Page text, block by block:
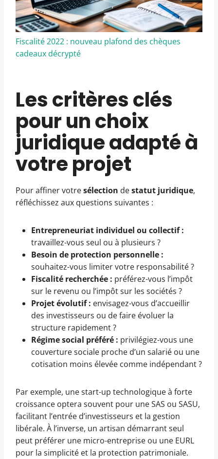
Fiscalité 2022 : nouveau plafond des chèques
cadeaux décrypté
Les critères clés
pour un choix
juridique adapté à
votre projet
Pour affiner votresélection destatut juridique,
réfléchissez aux questions suivantes :
Entrepreneuriat individuel ou collectif :
travaillez-vous seul ou à plusieurs ?
Besoin de protection personnelle :
souhaitez-vous limiter votre responsabilité ?
Fiscalité recherchée : préférez-vous l’impôt
sur le revenu ou l’impôt sur les sociétés ?
Projet évolutif : envisagez-vous d’accueillir
des investisseurs ou de faire évoluer la
structure rapidement ?
Régime social préféré : privilégiez-vous une
couverture sociale proche d’un salarié ou une
cotisation moins élevée comme indépendant ?
Par exemple, une start-up technologique à forte
croissance optera souvent pour une SAS ou SASU,
facilitant l’entrée d’investisseurs et la gestion
libérale. À l’inverse, un artisan démarrant seul
peut préférer une micro-entreprise ou une EURL
pour la simplicité et la protection patrimoniale.